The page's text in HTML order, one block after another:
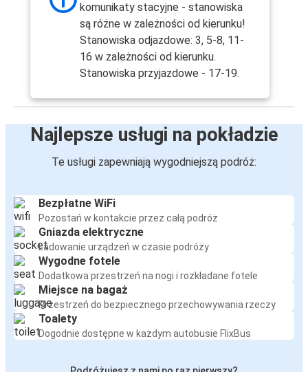
komunikaty stacyjne - stanowiska
są różne w zależności od kierunku!
Stanowiska odjazdowe: 3, 5-8, 11-
16 w zależności od kierunku.
Stanowiska przyjazdowe - 17-19.
Najlepsze usługi na pokładzie
Te usługi zapewniają wygodniejszą podróż:
Bezpłatne WiFi
Pozostań w kontakcie przez całą podróż
Gniazda elektryczne
Ładowanie urządzeń w czasie podróży
Wygodne fotele
Dodatkowa przestrzeń na nogi i rozkładane fotele
Miejsce na bagaż
Przestrzeń do bezpiecznego przechowywania rzeczy
Toalety
Dogodnie dostępne w każdym autobusie FlixBus